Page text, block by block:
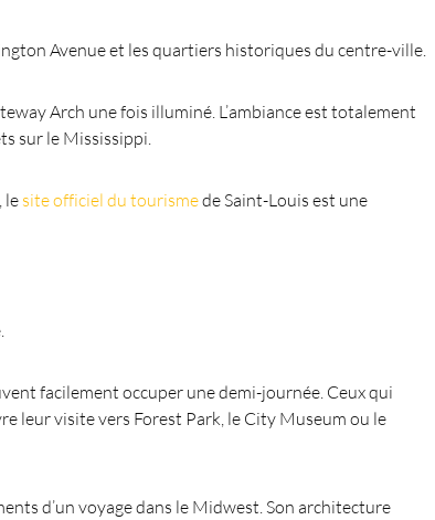
Avenue et les quartiers historiques du centre-ville.
Arch une fois illuminé. L’ambiance est totalement
sur le Mississippi.
le site officiel du tourismede Saint-Louis est une
facilement occuper une demi-journée. Ceux qui
leur visite vers Forest Park, le City Museum ou le
d’un voyage dans le Midwest. Son architecture